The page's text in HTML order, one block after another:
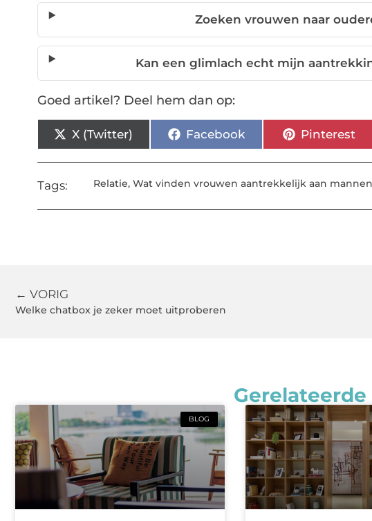
Zoeken vrouwen naar
Kan een glimlach echt mijn
Goed artikel? Deel hem dan op:
X (Twitter) Facebook Pinterest
Tags: Relatie,Wat vinden vrouwen aantrekkelijk aan mannen
← VORIG
Welke chatbox je zeker moet uitproberen
BLOG